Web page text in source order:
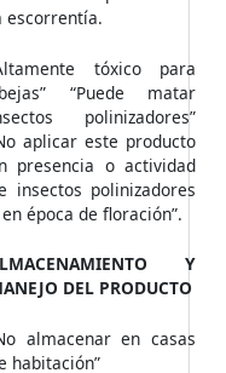
escorrentía.
tóxico para
“Puede matar
polinizadores”
aplicar este producto
presencia o actividad
insectos polinizadores
época de floración”.
Y
DEL PRODUCTO
almacenar en casas
habitación”